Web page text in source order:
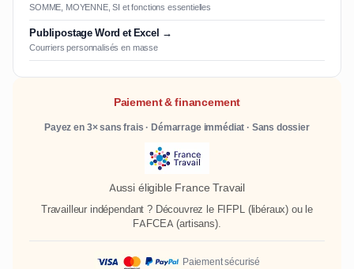
SOMME, MOYENNE, SI et fonctions essentielles
Publipostage Word et Excel →
Courriers personnalisés en masse
Paiement & financement
Payez en 3× sans frais · Démarrage immédiat · Sans dossier
Aussi éligible France Travail
Travailleur indépendant ? Découvrez le FIFPL(libéraux) ou le
FAFCEA (artisans).
Paiement sécurisé